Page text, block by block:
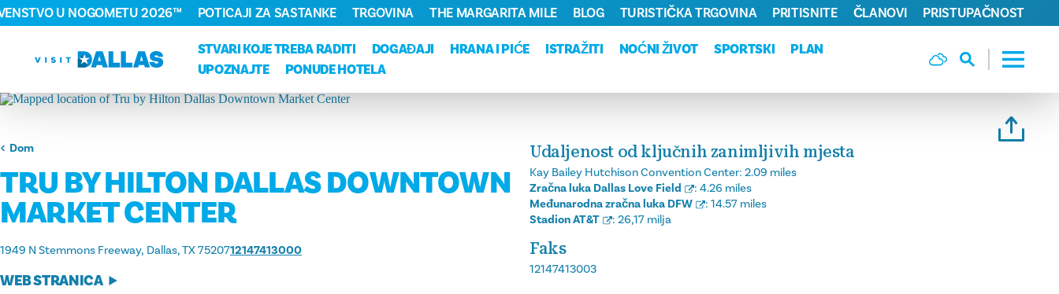
Preskoči na sadržaj
STVARI KOJE TREBA RADITI DOGAĐAJI HRANA I PIĆE ISTRAŽITI NOĆNI ŽIVOT SPORTSKI
PLAN
UPOZNAJTE
PONUDE HOTELA
U NOGOMETU 2026™ POTICAJI ZA SASTANKE TRGOVINA THE MARGARITA MILE BLOG TURISTIČKA TRGOVINA PRITISNITE ČLANOVI PRISTUPAČNOST
Dom
TRU BY HILTON DALLAS DOWNTOWN
MARKET CENTER
1949 N Stemmons Freeway Dallas, TX 7520712147413000
WEB STRANICA
Udaljenost od ključnih zanimljivih mjesta
Kay Bailey Hutchison Convention Center: 2.09 miles
Zračna luka Dallas Love Field
: 4.26 miles
Međunarodna zračna luka DFW
: 14.57 miles
Stadion AT&T
: 26,17 milja
Faks
12147413003